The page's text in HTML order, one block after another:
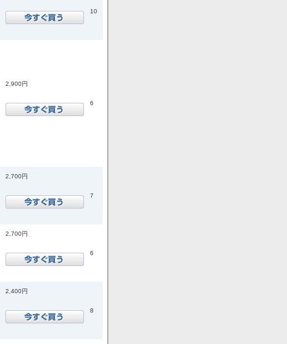
10
2,900円
6
2,700円
7
2,700円
6
2,400円
8